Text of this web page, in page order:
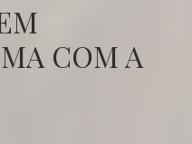
COM A